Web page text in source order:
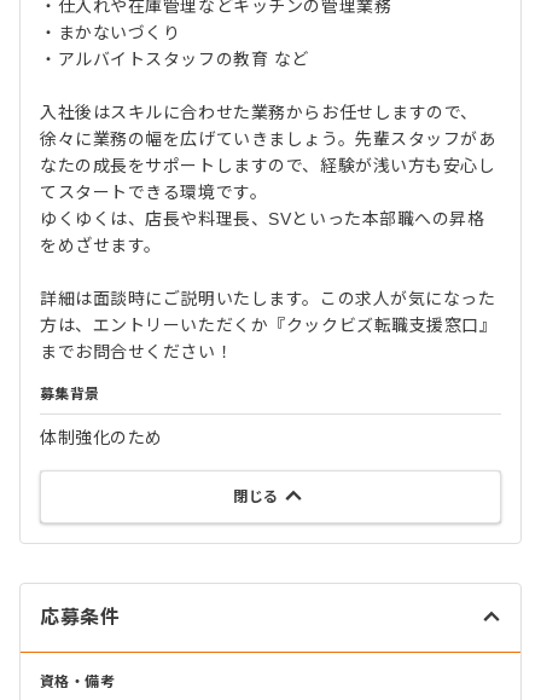
・仕入れや在庫管理などキッチンの管理業務
・まかないづくり
・アルバイトスタッフの教育 など
入社後はスキルに合わせた業務からお任せしますので、
徐々に業務の幅を広げていきましょう。先輩スタッフがあ
なたの成長をサポートしますので、経験が浅い方も安心し
てスタートできる環境です。
ゆくゆくは、店長や料理長、SVといった本部職への昇格
をめざせます。
詳細は面談時にご説明いたします。この求人が気になった
方は、エントリーいただくか『クックビズ転職支援窓口』
までお問合せください！
募集背景
体制強化のため
閉じる
応募条件
資格・備考